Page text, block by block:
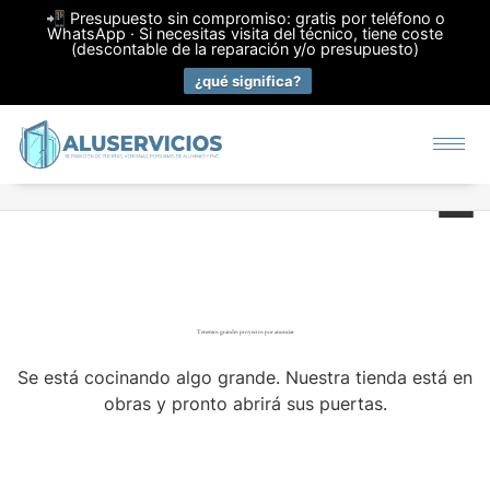
📲 Presupuesto sin compromiso: gratis por teléfono o
WhatsApp · Si necesitas visita del técnico, tiene coste
(descontable de la reparación y/o presupuesto)
¿qué significa?
Tenemos grandes proyectos por anunciar
Se está cocinando algo grande. Nuestra tienda está en
obras y pronto abrirá sus puertas.